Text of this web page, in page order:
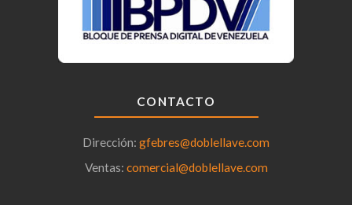
CONTACTO
Dirección: gfebres@doblellave.com
Ventas: comercial@doblellave.com